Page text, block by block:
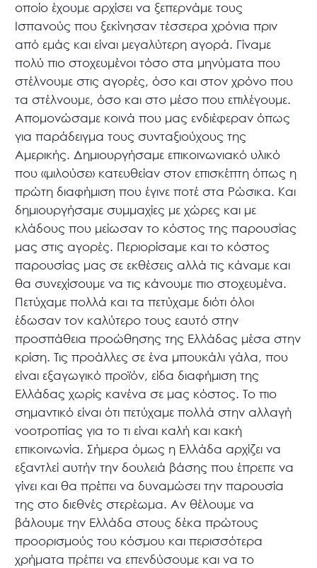
οποίο έχουμε αρχίσει να ξεπερνάμε τους
Ισπανούς που ξεκίνησαν τέσσερα χρόνια πριν
από εμάς και είναι μεγαλύτερη αγορά. Γίναμε
πολύ πιο στοχευμένοι τόσο στα μηνύματα που
στέλνουμε στις αγορές, όσο και στον χρόνο που
τα στέλνουμε, όσο και στο μέσο που επιλέγουμε.
Απομονώσαμε κοινά που μας ενδιέφεραν όπως
για παράδειγμα τους συνταξιούχους της
Αμερικής. Δημιουργήσαμε επικοινωνιακό υλικό
που «μιλούσε» κατευθείαν στον επισκέπτη όπως η
πρώτη διαφήμιση που έγινε ποτέ στα Ρώσικα. Και
δημιουργήσαμε συμμαχίες με χώρες και με
κλάδους που μείωσαν το κόστος της παρουσίας
μας στις αγορές. Περιορίσαμε και το κόστος
παρουσίας μας σε εκθέσεις αλλά τις κάναμε και
θα συνεχίσουμε να τις κάνουμε πιο στοχευμένα.
Πετύχαμε πολλά και τα πετύχαμε διότι όλοι
έδωσαν τον καλύτερο τους εαυτό στην
προσπάθεια προώθησης της Ελλάδας μέσα στην
κρίση. Τις προάλλες σε ένα μπουκάλι γάλα, που
είναι εξαγωγικό προϊόν, είδα διαφήμιση της
Ελλάδας χωρίς κανένα σε μας κόστος. Το πιο
σημαντικό είναι ότι πετύχαμε πολλά στην αλλαγή
νοοτροπίας για το τι είναι καλή και κακή
επικοινωνία. Σήμερα όμως η Ελλάδα αρχίζει να
εξαντλεί αυτήν την δουλειά βάσης που έπρεπε να
γίνει και θα πρέπει να δυναμώσει την παρουσία
της στο διεθνές στερέωμα. Αν θέλουμε να
βάλουμε την Ελλάδα στους δέκα πρώτους
προορισμούς του κόσμου και περισσότερα
χρήματα πρέπει να επενδύσουμε και να το